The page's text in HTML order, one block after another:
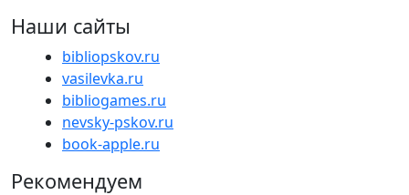
Наши сайты
bibliopskov.ru
vasilevka.ru
bibliogames.ru
nevsky-pskov.ru
book-apple.ru
Рекомендуем